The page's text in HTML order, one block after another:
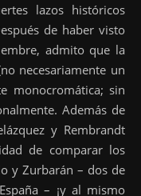
lazos históricos
de haber visto
admito que la
necesariamente un
monocromática; sin
Además de
y Rembrandt
de comparar los
y Zurbarán – dos de
– ¡y al mismo